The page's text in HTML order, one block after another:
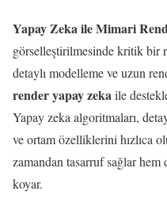
Yapay Zeka ile Mimari
görselleştirilmesinde kritik bir
detaylı modelleme ve uzun
render yapay zekaile
Yapay zeka algoritmaları,
ve ortam özelliklerini hızlıca
zamandan tasarruf sağlar
koyar.